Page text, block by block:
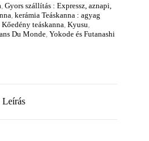
Gyors szállítás : Expressz, aznapi,
kerámia Teáskanna : agyag
Kőedény teáskanna Kyusu
Du Monde Yokode és Futanashi
Leírás